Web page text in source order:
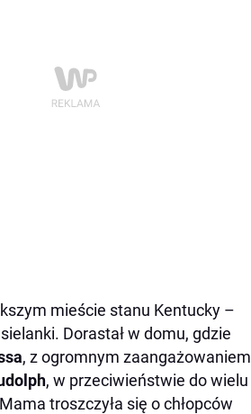
mieście stanu Kentucky –
Dorastał w domu, gdzie
, z ogromnym zaangażowaniem
, w przeciwieństwie do wielu
troszczyła się o chłopców